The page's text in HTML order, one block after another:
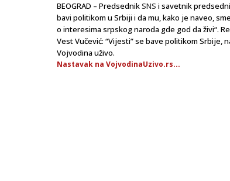
BEOGRAD – PredsednikSNS i savetnik
bavi politikom u Srbiji i da mu, kako je naveo,
o interesima srpskog naroda gde god da živi“.
Vest Vučević: “Vijesti” se bave politikom
Vojvodina uživo.
Nastavak na VojvodinaUzivo.rs...